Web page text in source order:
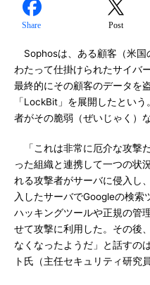
Share Post
Sophosは、ある顧客（米国
わたって仕掛けられたサイバ
最終的にその顧客のデータを
「LockBit」を展開したとい
者がその脆弱（ぜいじゃく）
「これは非常に厄介な攻撃
った組織と連携して一つの状
れる攻撃者がサーバに侵入し
入したサーバでGoogleの検
ハッキングツールや正規の管
せて攻撃に利用した。その後
なくなったようだ」と話すの
ト氏（主任セキュリティ研究